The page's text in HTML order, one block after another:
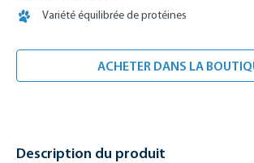
Variété équilibrée de protéines
ACHETER DANS LA
Description du produit